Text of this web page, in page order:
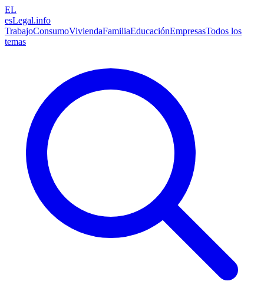
EL
esLegal.info
TrabajoConsumoViviendaFamiliaEducaciónEmpresasTodos los
temas